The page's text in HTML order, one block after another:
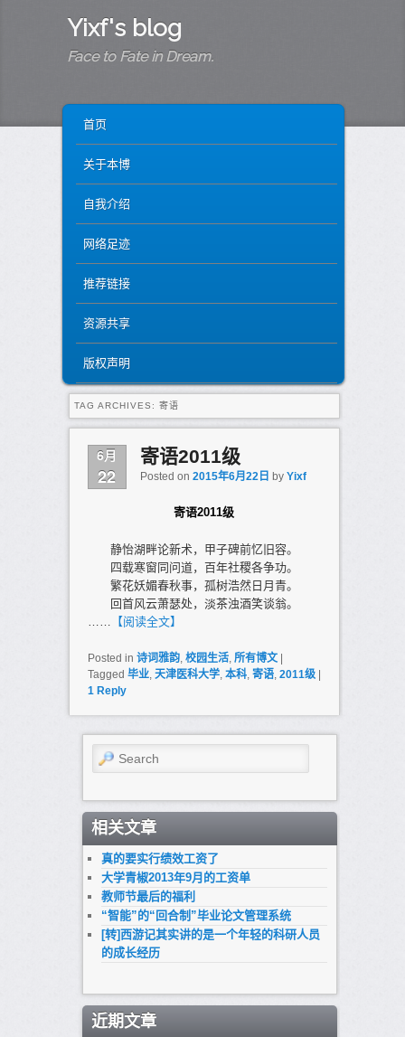
Yixf's blog
Face to Fate in Dream.
SKIP TO PRIMARY CONTENT
SKIP TO SECONDARY CONTENT
首页
关于本博
自我介绍
网络足迹
推荐链接
资源共享
版权声明
TAG ARCHIVES: 寄语
6月
22
寄语2011级
Posted on 2015年6月22日 by Yixf
寄语2011级
静怡湖畔论新术，甲子碑前忆旧容。
四载寒窗同问道，百年社稷各争功。
繁花妖媚春秋事，孤树浩然日月青。
回首风云萧瑟处，淡茶浊酒笑谈翁。
…… 【阅读全文】
Posted in 诗词雅韵, 校园生活, 所有博文
Tagged 毕业, 天津医科大学, 本科, 寄语, 2011级
1Reply
Search
相关文章
真的要实行绩效工资了
大学青椒2013年9月的工资单
教师节最后的福利
“智能”的“回合制”毕业论文管理系统
[转]西游记其实讲的是一个年轻的科研人员
的成长经历
近期文章